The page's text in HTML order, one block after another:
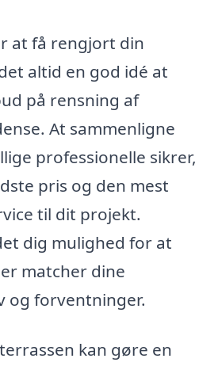
at få rengjort din
altid en god idé at
på rensning af
At sammenligne
professionelle sikrer,
pris og den mest
til dit projekt.
dig mulighed for at
matcher dine
og forventninger.
kan gøre en